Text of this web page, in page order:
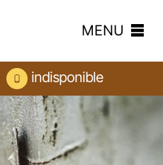
MENU
indisponible